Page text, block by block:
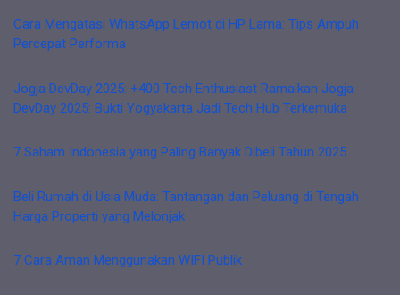
Cara Mengatasi WhatsApp Lemot di HP Lama: Tips Ampuh
Percepat Performa
Jogja DevDay 2025: +400 Tech Enthusiast Ramaikan Jogja
DevDay 2025: Bukti Yogyakarta Jadi Tech Hub Terkemuka
7 Saham Indonesia yang Paling Banyak Dibeli Tahun 2025
Beli Rumah di Usia Muda: Tantangan dan Peluang di Tengah
Harga Properti yang Melonjak
7 Cara Aman Menggunakan WIFI Publik